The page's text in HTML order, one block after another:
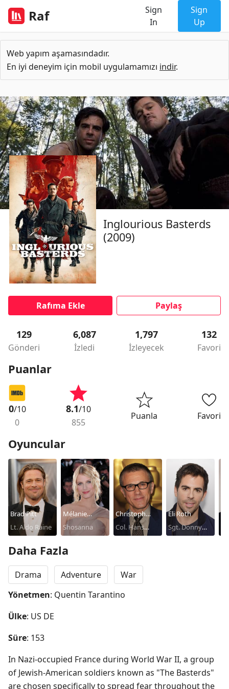
Raf
Sign
In
Sign
Up
Web yapım aşamasındadır.
En iyi deneyim için mobil uygulamamızı indir.
Inglourious Basterds
(2009)
Rafıma Ekle Paylaş
129
Gönderi
6,087
İzledi
1,797
İzleyecek
132
Favori
Puanlar
0/10
0
8.1/10
855
Puanla Favori
Oyuncular
Brad Pitt
Lt. Aldo Raine
Mélanie
Laurent
Shosanna
Christoph
Waltz
Col. Hans
Eli Roth
Sgt. Donny
Daha Fazla
Drama Adventure
War
Yönetmen: Quentin Tarantino
Ülke: US DE
Süre: 153
In Nazi-occupied France during World War II, a group
of Jewish-American soldiers known as "The Basterds"
are chosen specifically to spread fear throughout the